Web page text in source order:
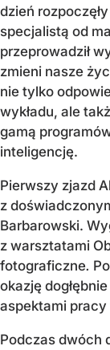
dzień
specjalistą od
przeprowadził
zmieni nasze
nie tylko
wykładu, ale
gamą
inteligencję.
Pierwszy zjazd
z
Barbarowski.
z warsztatami
fotograficzne.
okazję
aspektami
Podczas dwóch